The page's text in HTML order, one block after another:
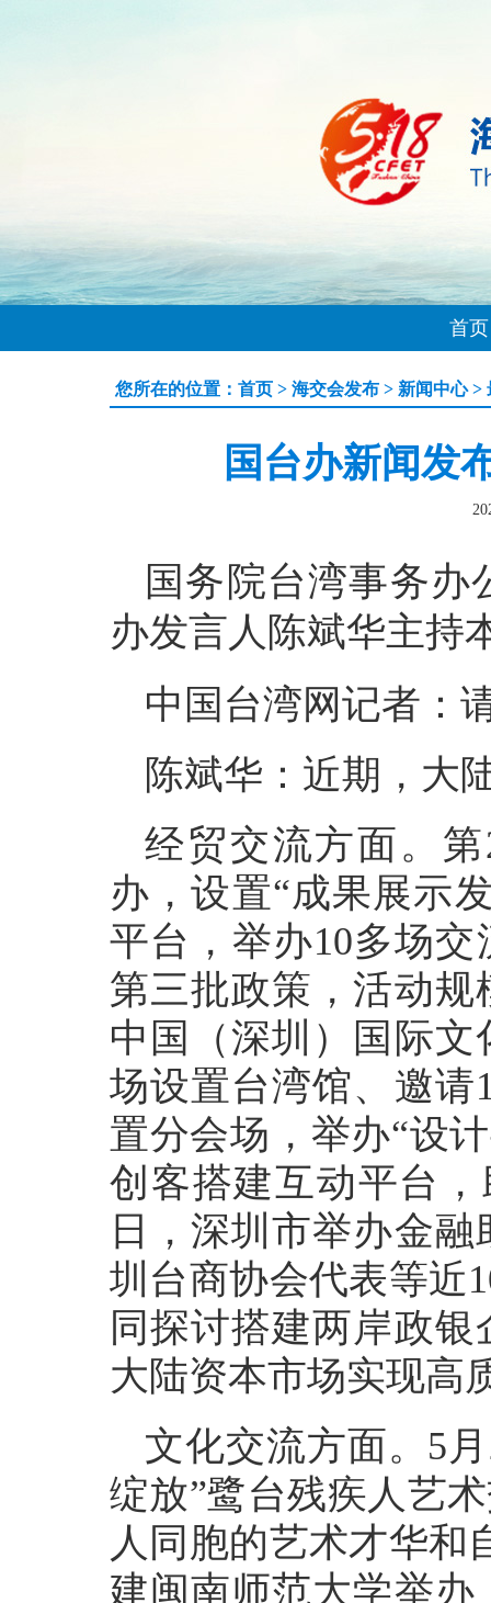
首页
您所在的位置： 首页 > 海交会发布 > 新闻中心>
国台办新闻发
国务院台湾事务办
办发言人陈斌华主持
中国台湾网记者：
陈斌华：近期，大
经贸交流方面。
办，设置“成果展示
平台，举办10多场
第三批政策，活动规
中国（深圳）国际
场设置台湾馆、邀请
置分会场，举办“设
创客搭建互动平台
日，深圳市举办金
圳台商协会代表等近
同探讨搭建两岸政
大陆资本市场实现高
文化交流方面。5
绽放”鹭台残疾人艺
人同胞的艺术才华和
建闽南师范大学举